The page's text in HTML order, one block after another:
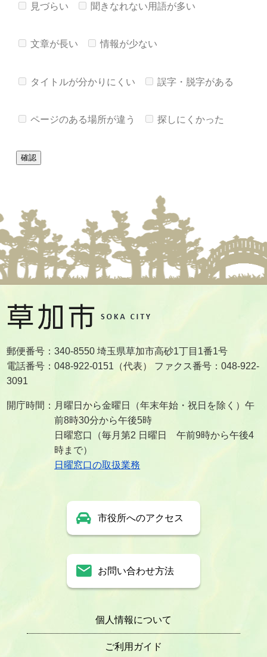
見づらい 聞きなれない用語が多い
文章が長い 情報が少ない
タイトルが分かりにくい 誤字・脱字がある
ページのある場所が違う 探しにくかった
郵便番号：340-8550 埼玉県草加市高砂1丁目1番1号
電話番号：048-922-0151（代表） ファクス番号：048-922-
3091
開庁時間：月曜日から金曜日（年末年始・祝日を除く）午
前8時30分から午後5時
日曜窓口（毎月第2 日曜日 午前9時から午後4
時まで）
日曜窓口の取扱業務
市役所へのアクセス
お問い合わせ方法
個人情報について
ご利用ガイド